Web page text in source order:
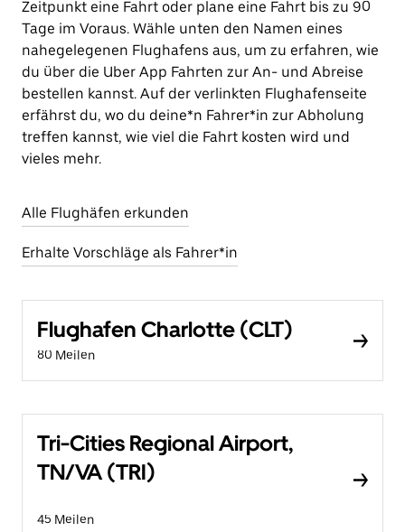
Zeitpunkt eine Fahrt oder plane eine Fahrt bis zu 90
Tage im Voraus. Wähle unten den Namen eines
nahegelegenen Flughafens aus, um zu erfahren, wie
du über die Uber App Fahrten zur An- und Abreise
bestellen kannst. Auf der verlinkten Flughafenseite
erfährst du, wo du deine*n Fahrer*in zur Abholung
treffen kannst, wie viel die Fahrt kosten wird und
vieles mehr.
Alle Flughäfen erkunden
Erhalte Vorschläge als Fahrer*in
Flughafen Charlotte (CLT)
80 Meilen
Tri-Cities Regional Airport,
TN/VA (TRI)
45 Meilen